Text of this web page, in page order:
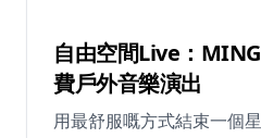
月1日凌晨12時起 🔞 此活動只限18歲或以上人士
參加。歡享美酒,請理性飲
自由空間Live：
費戶外音樂演出
用最舒服嘅方式結束一